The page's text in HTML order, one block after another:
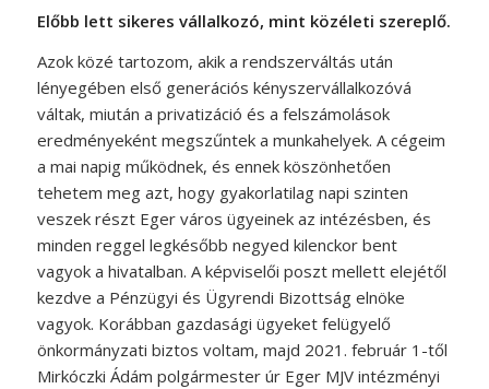
Előbb lett sikeres vállalkozó, mint közéleti szereplő.
Azok közé tartozom, akik a rendszerváltás után
lényegében első generációs kényszervállalkozóvá
váltak, miután a privatizáció és a felszámolások
eredményeként megszűntek a munkahelyek. A cégeim
a mai napig működnek, és ennek köszönhetően
tehetem meg azt, hogy gyakorlatilag napi szinten
veszek részt Eger város ügyeinek az intézésben, és
minden reggel legkésőbb negyed kilenckor bent
vagyok a hivatalban. A képviselői poszt mellett elejétől
kezdve a Pénzügyi és Ügyrendi Bizottság elnöke
vagyok. Korábban gazdasági ügyeket felügyelő
önkormányzati biztos voltam, majd 2021. február 1-től
Mirkóczki Ádám polgármester úr Eger MJV intézményi